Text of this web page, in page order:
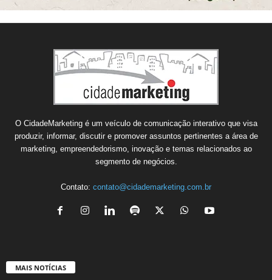
O CidadeMarketing é um veículo de comunicação interativo que visa
produzir, informar, discutir e promover assuntos pertinentes a área de
marketing, empreendedorismo, inovação e temas relacionados ao
segmento de negócios.
Contato: contato@cidademarketing.com.br
MAIS NOTÍCIAS